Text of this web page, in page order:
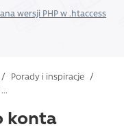
wersji PHP w .htaccess
/ Porady i inspiracje /
konta